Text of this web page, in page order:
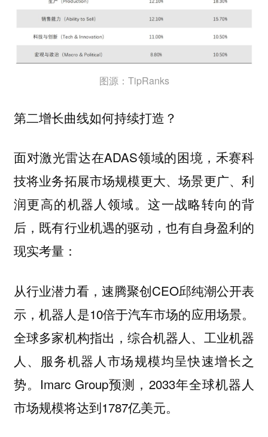
图源：TipRanks
第二增长曲线如何持续打造？
面对激光雷达在ADAS领域的困境，禾赛科
技将业务拓展市场规模更大、场景更广、利
润更高的机器人领域。这一战略转向的背
后，既有行业机遇的驱动，也有自身盈利的
现实考量：
从行业潜力看，速腾聚创CEO邱纯潮公开表
示，机器人是10倍于汽车市场的应用场景。
全球多家机构指出，综合机器人、工业机器
人、服务机器人市场规模均呈快速增长之
势。Imarc Group预测，2033年全球机器人
市场规模将达到1787亿美元。